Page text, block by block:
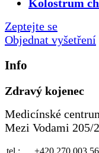
Kolostrum
Zeptejte se
Objednat vyšetření
Info
Zdravý kojenec
Medicínské
Mezi Vodami 205/
tel.:
+420 270 003